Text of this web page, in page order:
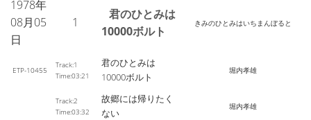
1978年
08月05
日
1
君のひとみは
10000ボルト
きみのひとみはいちまんぼると
ETP-10455
Track:1
Time:03:21
君のひとみは
10000ボルト
堀内孝雄
Track:2
Time:03:32
故郷には帰りたく
ない
堀内孝雄